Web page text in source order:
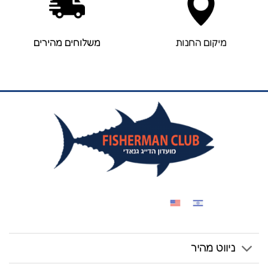
מיקום החנות משלוחים מהירים
ניווט מהיר